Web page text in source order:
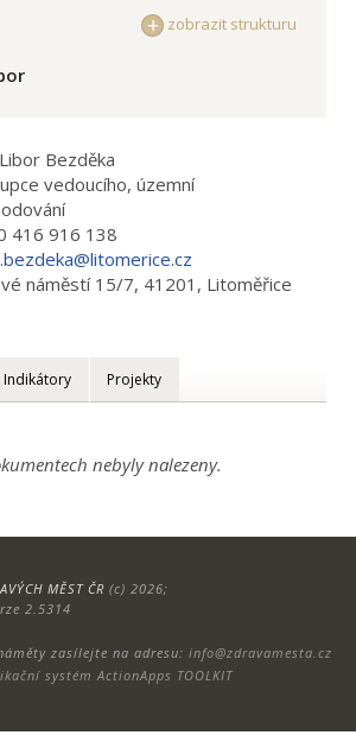
zobrazit strukturu
Bezděka
vedoucího, územní
416 916 138
náměstí 15/7, 41201, Litoměřice
Indikátory Projekty
nebyly nalezeny.
zasílejte na adresu: info@zdravamesta.cz
systém ActionApps TOOLKIT
MĚST ČR (c) 2026;
2.5314